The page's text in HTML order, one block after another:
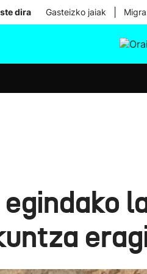
dira Gasteizko jaiak